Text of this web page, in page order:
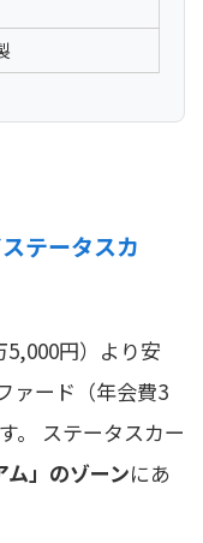
テータスカ
5,000円）より安
ァード（年会費3
。 ステータスカー
ム」のゾーンにあ